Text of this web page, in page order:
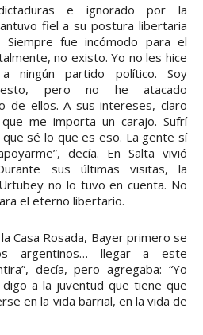
e ignorado por la
fiel a su postura libertaria
fue incómodo para el
no existo. Yo no les hice
ningún partido político. Soy
pero no he atacado
de ellos. A sus intereses, claro
me importa un carajo. Sufrí
sé lo que es eso. La gente sí
decía. En Salta vivió
sus últimas visitas, la
no lo tuvo en cuenta. No
el eterno libertario.
Casa Rosada, Bayer primero se
argentinos… llegar a este
decía, pero agregaba: “Yo
a la juventud que tiene que
en la vida barrial, en la vida de